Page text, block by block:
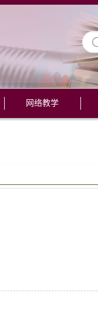
网络教学